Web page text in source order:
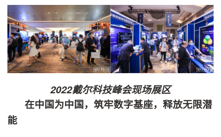
2022戴尔科技峰会现场展区
在中国为中国，筑牢数字基座，释放无限潜
能